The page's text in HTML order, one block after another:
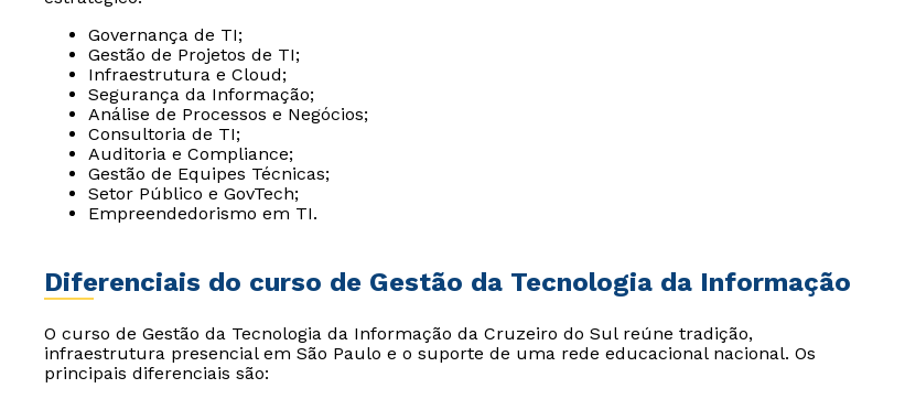
Governança de TI;
Gestão de Projetos de TI;
Infraestrutura e Cloud;
Segurança da Informação;
Análise de Processos e Negócios;
Consultoria de TI;
Auditoria e Compliance;
Gestão de Equipes Técnicas;
Setor Público e GovTech;
Empreendedorismo em TI.
Diferenciais do curso de Gestão da Tecnologia da Informação
O curso de Gestão da Tecnologia da Informação da Cruzeiro do Sul reúne tradição,
infraestrutura presencial em São Paulo e o suporte de uma rede educacional nacional. Os
principais diferenciais são:
WhatsApp
WhatsApp